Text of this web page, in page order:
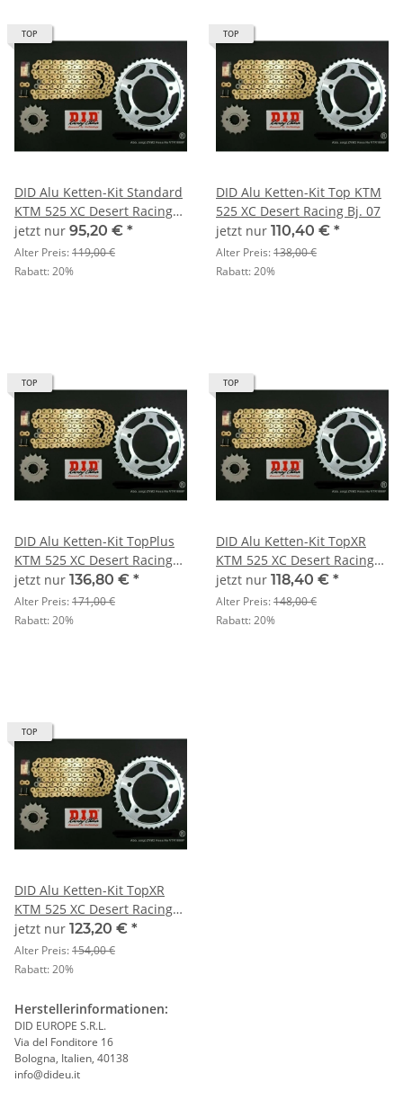
TOP
DID Alu Ketten-Kit Standard
KTM 525 XC Desert Racing
Bj. 07
jetzt nur 95,20 € *
Alter Preis:119,00 €
Rabatt:20%
TOP
DID Alu Ketten-Kit Top KTM
525 XC Desert Racing Bj. 07
jetzt nur 110,40 € *
Alter Preis:138,00 €
Rabatt:20%
TOP
DID Alu Ketten-Kit TopPlus
KTM 525 XC Desert Racing
Bj. 07
jetzt nur 136,80 € *
Alter Preis:171,00 €
Rabatt:20%
TOP
DID Alu Ketten-Kit TopXR
KTM 525 XC Desert Racing
Bj. 07
jetzt nur 118,40 € *
Alter Preis:148,00 €
Rabatt:20%
TOP
DID Alu Ketten-Kit TopXR
KTM 525 XC Desert Racing
Bj. 07
jetzt nur 123,20 € *
Alter Preis:154,00 €
Rabatt:20%
Herstellerinformationen:
DID EUROPE S.R.L.
Via del Fonditore 16
Bologna, Italien, 40138
info@dideu.it